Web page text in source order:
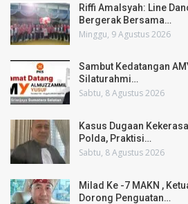
Riffi Amalsyah: Line
Bergerak Bersama…
Minggu, 9 Agustus 2026
Sambut Kedatangan
Silaturahmi…
Sabtu, 8 Agustus 2026
Kasus Dugaan
Polda, Praktisi…
Sabtu, 8 Agustus 2026
Milad Ke -7 MAKN ,
Dorong Penguatan…